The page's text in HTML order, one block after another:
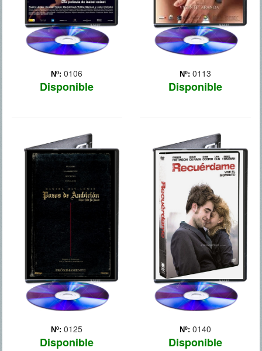
Nº: 0106
Disponible
Nº: 0113
Disponible
Nº: 0125
Disponible
POZOS DE
AMBICION
Nº: 0140
Disponible
RECUERDAME